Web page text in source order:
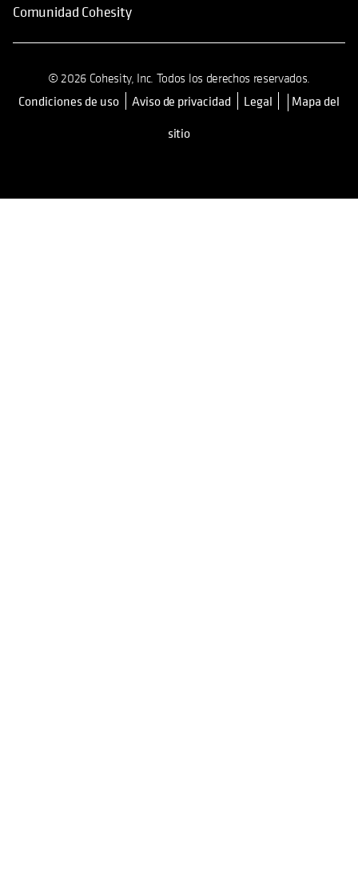
Comunidad Cohesity
© 2026 Cohesity, Inc. Todos los derechos reservados.
Condiciones de uso se abre en una pestaña nueva
Aviso de privacidad Legal
Mapa del
sitio